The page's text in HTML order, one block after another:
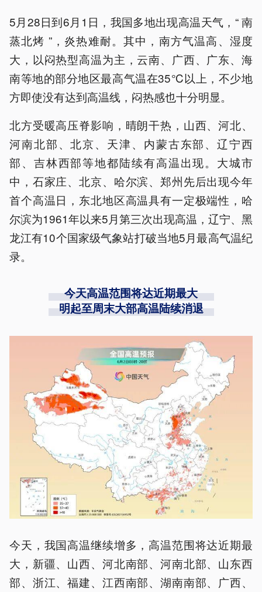
5月28日到6月1日，我国多地出现高温天气，“ 南
蒸北烤 ”，炎热难耐。其中，南方气温高、湿度
大，以闷热型高温为主，云南、广西、广东、海
南等地的部分地区最高气温在35℃以上，不少地
方即使没有达到高温线，闷热感也十分明显。
北方受暖高压脊影响，晴朗干热，山西、河北、
河南北部、北京、天津、内蒙古东部、辽宁西
部、吉林西部等地都陆续有高温出现。大城市
中，石家庄、北京、哈尔滨、郑州先后出现今年
首个高温日，东北地区高温具有一定极端性，哈
尔滨为1961年以来5月第三次出现高温，辽宁、黑
龙江有10个国家级气象站打破当地5月最高气温纪
录。
今天高温范围将达近期最大
明起至周末大部高温陆续消退
今天，我国高温继续增多，高温范围将达近期最
大，新疆、山西、河北南部、河南北部、山东西
部、浙江、福建、江西南部、湖南南部、广西、